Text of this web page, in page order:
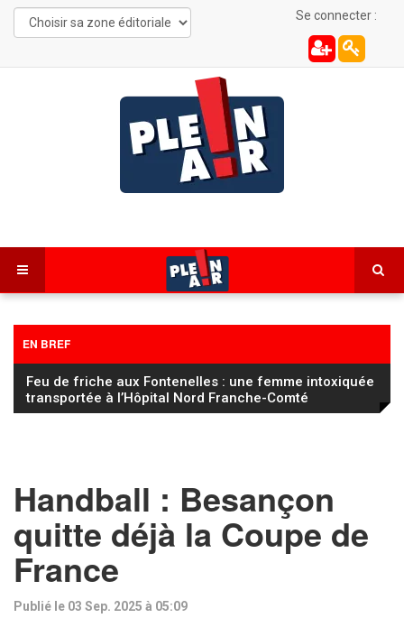
Se connecter :
EN BREF
Feu de friche aux Fontenelles : une femme intoxiquée
transportée à l’Hôpital Nord Franche-Comté
Handball : Besançon
quitte déjà la Coupe de
France
Publié le 03 Sep. 2025 à 05:09